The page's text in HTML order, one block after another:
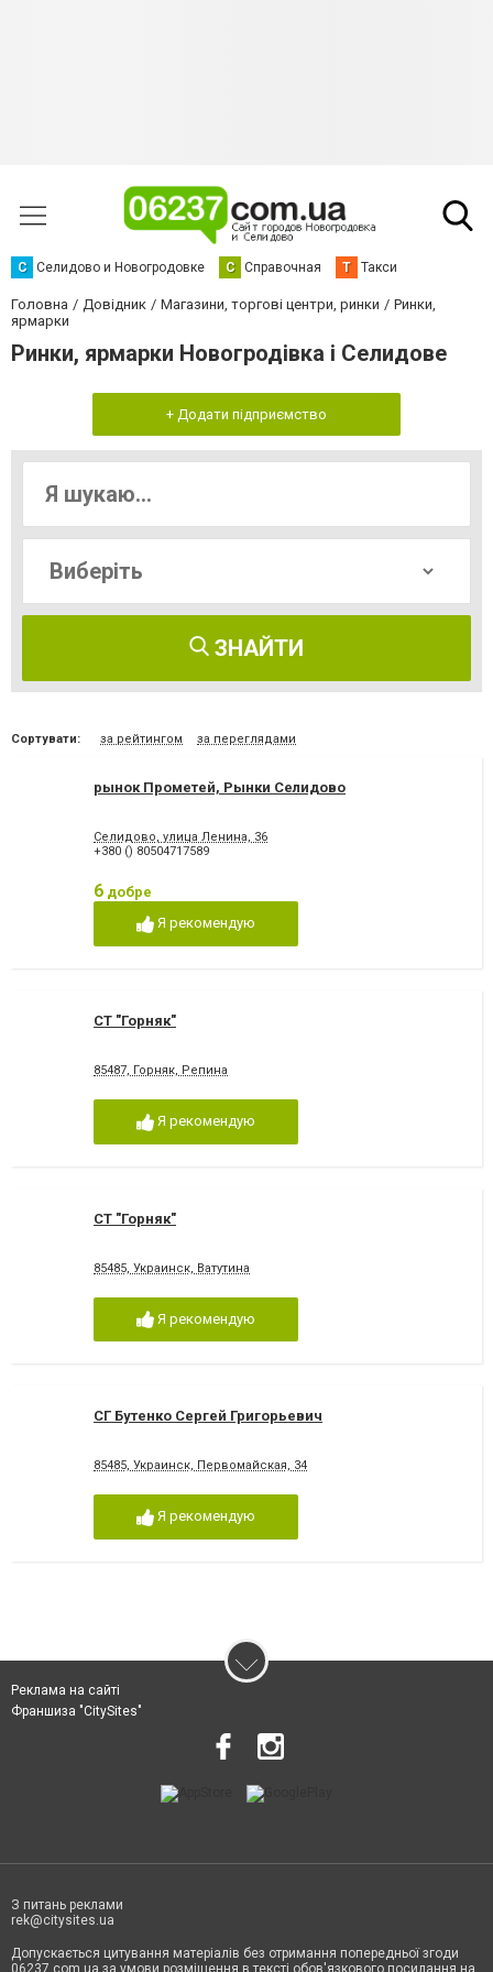
С Селидово и Новогродовке С Справочная Т Такси
Головна Довідник Магазини, торгові центри, ринки
Ринки,
ярмарки
Ринки, ярмарки Новогродівка і Селидове
+ Додати підприємство
ЗНАЙТИ
Сортувати: за рейтингом за переглядами
рынок Прометей, Рынки Селидово
Селидово, улица Ленина, 36
+380 () 80504717589
6 добре
Я рекомендую
СТ "Горняк"
85487, Горняк, Репина
Я рекомендую
СТ "Горняк"
85485, Украинск, Ватутина
Я рекомендую
СГ Бутенко Сергей Григорьевич
85485, Украинск, Первомайская, 34
Я рекомендую
Реклама на сайті
Франшиза "CitySites"
З питань реклами
rek@citysites.ua
Допускається цитування матеріалів без отримання попередньої згоди
06237.com.ua за умови розміщення в тексті обов'язкового посилання на